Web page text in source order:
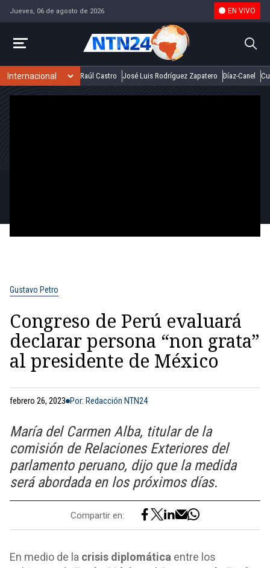
Jueves, 06 de agosto de 2026 EN VIVO
Raúl Castro José Luis Rodríguez Zapatero Díaz-Canel
Gustavo Petro
Congreso de Perú evaluará
declarar persona “non grata”
al presidente de México
febrero 26, 2023 Por: Redacción NTN24
María del Carmen Alba, titular de la
comisión de Relaciones Exteriores del
parlamento peruano, dijo que la medida
será abordada en los próximos días.
Compartir en:
En medio de la crisis diplomática entre los